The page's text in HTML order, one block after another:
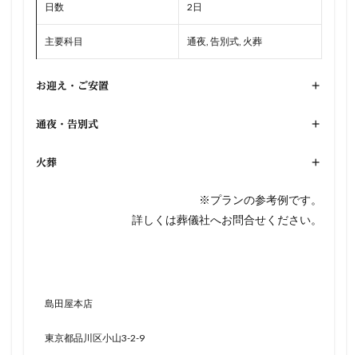
日数 2日
主要科目 通夜, 告別式, 火葬
お迎え・ご安置 +
通夜・告別式 +
火葬 +
※プランの参考例です。
詳しくは葬儀社へお問合せください。
島田屋本店
東京都品川区小山3-2-9